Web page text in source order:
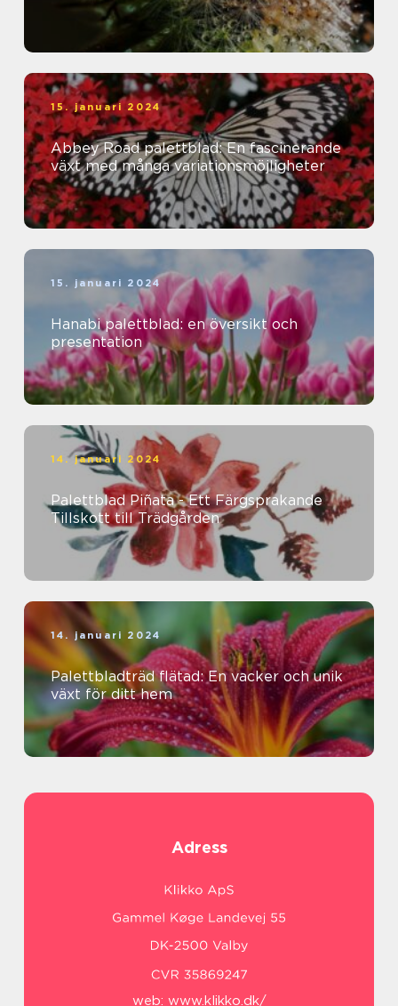
15. januari 2024
Abbey Road palettblad: En fascinerande
växt med många variationsmöjligheter
15. januari 2024
Hanabi palettblad: en översikt och
presentation
14. januari 2024
Palettblad Piñata - Ett Färgsprakande
Tillskott till Trädgården
14. januari 2024
Palettbladträd flätad: En vacker och unik
växt för ditt hem
Adress
web: www.klikko.dk/